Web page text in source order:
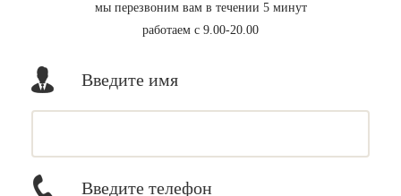
мы перезвоним вам в течении 5 минут
работаем с 9.00-20.00
Введите имя
Введите телефон